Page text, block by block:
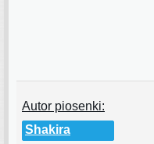
Autor piosenki:
Shakira